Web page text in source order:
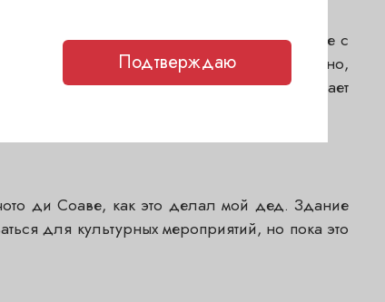
выращиваются наши виноградники, вместе с
питкость. Это сложное, насыщенное вино,
бы «свежим». Рынок сейчас хорошо принимает
ди Соаве, как это делал мой дед. Здание
для культурных мероприятий, но пока это
Подтверждаю